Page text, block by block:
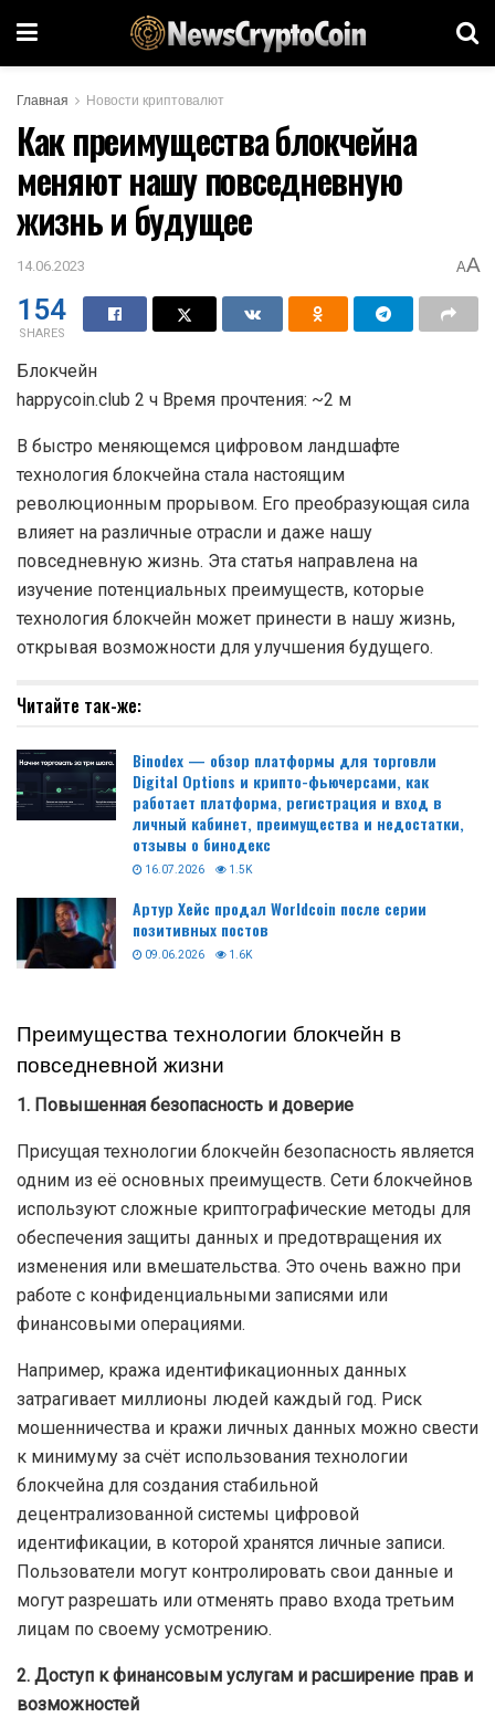
Главная Новости криптовалют
Как преимущества блокчейна
меняют нашу повседневную
жизнь и будущее
14.06.2023 AA
154
SHARES
Блокчейн
happycoin.club 2 ч Время прочтения: ~2 м
В быстро меняющемся цифровом ландшафте
технология блокчейна стала настоящим
революционным прорывом. Его преобразующая сила
влияет на различные отрасли и даже нашу
повседневную жизнь. Эта статья направлена на
изучение потенциальных преимуществ, которые
технология блокчейн может принести в нашу жизнь,
открывая возможности для улучшения будущего.
Читайте так-же:
Binodex — обзор платформы для торговли
Digital Options и крипто-фьючерсами, как
работает платформа, регистрация и вход в
личный кабинет, преимущества и недостатки,
отзывы о бинодекс
16.07.2026 1.5K
Артур Хейс продал Worldcoin после серии
позитивных постов
09.06.2026 1.6K
Преимущества технологии блокчейн в
повседневной жизни
1. Повышенная безопасность и доверие
Присущая технологии блокчейн безопасность является
одним из её основных преимуществ. Сети блокчейнов
используют сложные криптографические методы для
обеспечения защиты данных и предотвращения их
изменения или вмешательства. Это очень важно при
работе с конфиденциальными записями или
финансовыми операциями.
Например, кража идентификационных данных
затрагивает миллионы людей каждый год. Риск
мошенничества и кражи личных данных можно свести
к минимуму за счёт использования технологии
блокчейна для создания стабильной
децентрализованной системы цифровой
идентификации, в которой хранятся личные записи.
Пользователи могут контролировать свои данные и
могут разрешать или отменять право входа третьим
лицам по своему усмотрению.
2. Доступ к финансовым услугам и расширение прав и
возможностей